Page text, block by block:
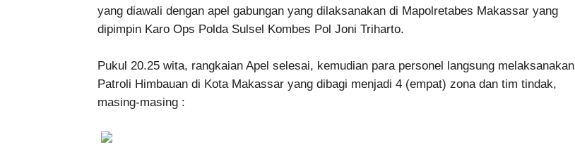
yang diawali dengan apel gabungan yang dilaksanakan di Mapolretabes Makassar yang
dipimpin Karo Ops Polda Sulsel Kombes Pol Joni Triharto.
Pukul 20.25 wita, rangkaian Apel selesai, kemudian para personel langsung melaksanakan
Patroli Himbauan di Kota Makassar yang dibagi menjadi 4 (empat) zona dan tim tindak,
masing-masing :